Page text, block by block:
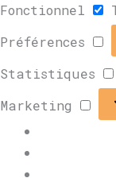
Fonctionnel
Préférences
Statistiques
Marketing